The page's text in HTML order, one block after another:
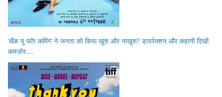
‘थैंक यू फॉर कमिंग’ ने जनता को किया खुश और नाखुश? डायरेक्शन और कहानी दिखी
कमज़ोर….